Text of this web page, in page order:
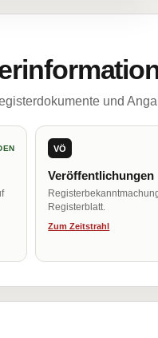
und
VÖ
Veröffentlichungen
Registerblatt.
Zum Zeitstrahl